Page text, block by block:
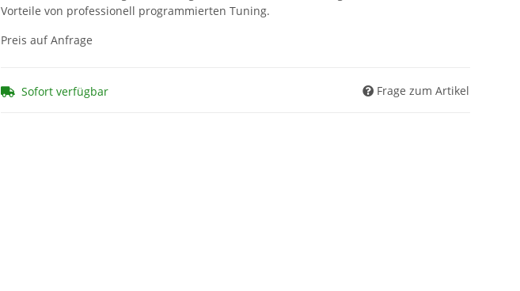
Vorteile von professionell programmierten Tuning.
Preis auf Anfrage
Sofort verfügbar Frage zum Artikel